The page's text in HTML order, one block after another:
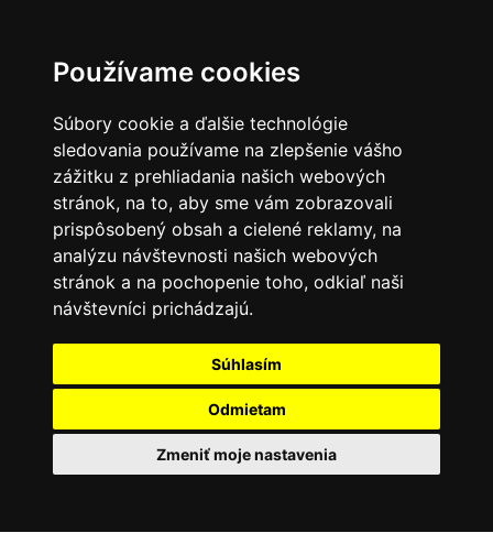
Používame cookies
Súbory cookie a ďalšie technológie
sledovania používame na zlepšenie vášho
zážitku z prehliadania našich webových
stránok, na to, aby sme vám zobrazovali
prispôsobený obsah a cielené reklamy, na
analýzu návštevnosti našich webových
stránok a na pochopenie toho, odkiaľ naši
návštevníci prichádzajú.
Súhlasím
Odmietam
Zmeniť moje nastavenia